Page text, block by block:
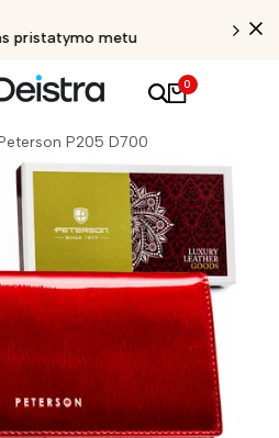
pristatymo metu
0
P205 D700